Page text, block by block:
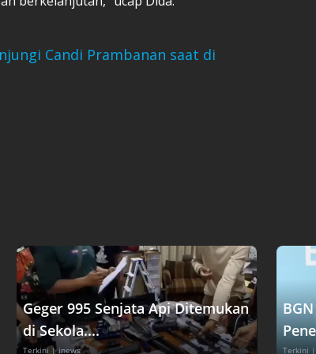
Candi Prambanan saat di
Geger 995 Senjata Api Ditemukan
di Sekola....
Terkini | inews Terkini